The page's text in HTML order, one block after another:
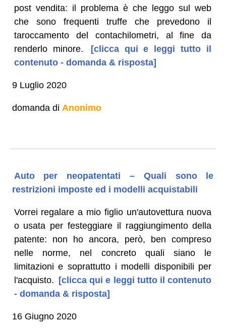
post vendita: il problema è che leggo sul web
che sono frequenti truffe che prevedono il
taroccamento del contachilometri, al fine da
renderlo minore.
[clicca qui e leggi tutto il
contenuto - domanda & risposta]
9 Luglio 2020
domanda di Anonimo
Auto per neopatentati – Quali sono le
restrizioni imposte ed i modelli acquistabili
Vorrei regalare a mio figlio un'autovettura nuova
o usata per festeggiare il raggiungimento della
patente: non ho ancora, però, ben compreso
nelle norme, nel concreto quali siano le
limitazioni e soprattutto i modelli disponibili per
l'acquisto. [clicca qui e leggi tutto il contenuto
- domanda & risposta]
16 Giugno 2020